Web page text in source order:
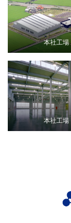
本社工場
本社工場